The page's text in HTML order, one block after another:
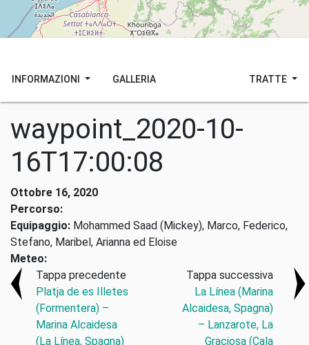
INFORMAZIONI GALLERIA TRATTE
waypoint_2020-10-
16T17:00:08
Ottobre 16, 2020
Percorso:
Equipaggio: Mohammed Saad (Mickey), Marco, Federico,
Stefano, Maribel, Arianna ed Eloise
Meteo:
Tappa precedente
Platja de es Illetes
(Formentera) –
Marina Alcaidesa
(La Línea, Spagna)
Tappa successiva
La Línea (Marina
Alcaidesa, Spagna)
– Lanzarote, La
Graciosa (Cala